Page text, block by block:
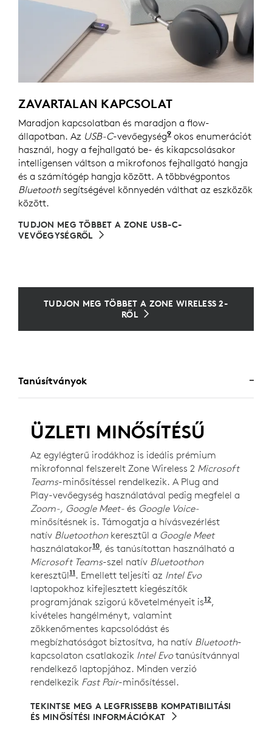
ZAVARTALAN KAPCSOLAT
Maradjon kapcsolatban és maradjon a flow-
állapotban. Az USB-C-vevőegység9 Vevőegységgel
okos enumerációt
használ, hogy a fejhallgató be- és kikapcsolásakor
intelligensen váltson a mikrofonos fejhallgató hangja
és a számítógép hangja között. A többvégpontos
Bluetoothsegítségével könnyedén válthat az eszközök
között.
TUDJON MEG TÖBBET A ZONE USB-C-
VEVŐEGYSÉGRŐL
TUDJON MEG TÖBBET A ZONE WIRELESS 2-
RŐL
Tanúsítványok
ÜZLETI MINŐSÍTÉSŰ
Az egylégterű irodákhoz is ideális prémium
mikrofonnal felszerelt Zone Wireless 2 Microsoft
Teams-minősítéssel rendelkezik. A Plug and
Play-vevőegység használatával pedig megfelel a
Zoom-, Google Meet- és Google Voice-
minősítésnek is. Támogatja a hívásvezérlést
natív Bluetoothonkeresztül a Google Meet
használatakor10Csak az UC-verzió esetében. A
, és tanúsítottan használható a
Microsoft Teams-szel natív Bluetoothon
keresztül11 Windows 11 és az új Microsoft Teams
. Emellett teljesíti az Intel Evo
laptopokhoz kifejlesztett kiegészítők
programjának szigorú követelményeit is12A Zone
,
kivételes hangélményt, valamint
zökkenőmentes kapcsolódást és
megbízhatóságot biztosítva, ha natív Bluetooth-
kapcsolaton csatlakozik Intel Evotanúsítvánnyal
rendelkező laptopjához. Minden verzió
rendelkezik Fast Pair-minősítéssel.
TEKINTSE MEG A LEGFRISSEBB KOMPATIBILITÁSI
ÉS MINŐSÍTÉSI INFORMÁCIÓKAT